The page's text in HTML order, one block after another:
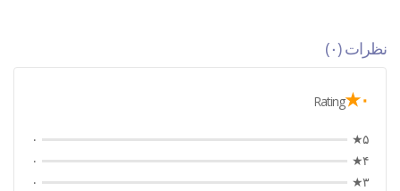
نظرات (۰)
۰★ Rating
۵★
۰
۴★
۰
۳★
۰